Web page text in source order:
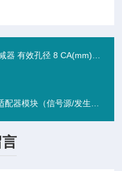
孔径 8 CA(mm),60 x 32 x 64mm
（信号源/发生器任意波形器）